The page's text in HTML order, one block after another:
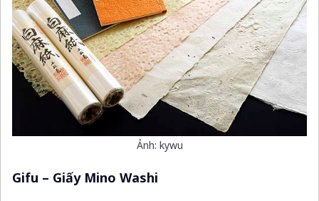
Ảnh: kywu
Gifu–Giấy Mino Washi
Mino Washi (美濃和紙) là tên gọi của loại giấy Washi
được sản xuất ở thành phố Mino, tỉnh Gifu trong hơn
1.300 năm qua. Mino Washi cùng với Echizen Washi
(tỉnh Fukui) và Tosa Washi (tỉnh Kochi) tạo thành
“Tam đại Washi” của xứ Phù Tang. Năm 2014, loại